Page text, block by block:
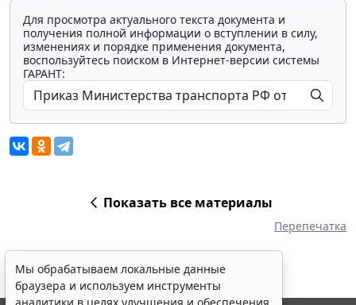
Для просмотра актуального текста документа и
получения полной информации о вступлении в силу,
изменениях и порядке применения документа,
воспользуйтесь поиском в Интернет-версии системы
ГАРАНТ:
Показать все материалы
Перепечатка
Мы обрабатываем локальные данные
браузера и используем инструменты